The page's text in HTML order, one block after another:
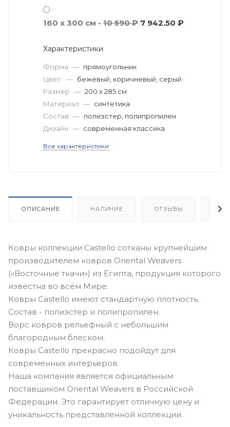
160 x 300 см - 10 590 ₽ 7 942.50 ₽
Характеристики
Форма — прямоугольник
Цвет: — бежевый, коричневый, серый
Размер — 200 x 285 см
Материал — синтетика
Состав — полиэстер, полипропилен
Дизайн — современная классика
Все характеристики
ОПИСАНИЕ НАЛИЧИЕ ОТЗЫВЫ
Ковры коллекции Castello сотканы крупнейшим
производителем ковров Oriental Weavers
(«Восточные ткачи») из Египта, продукция которого
известна во всём Мире.
Ковры Castello имеют стандартную плотность.
Состав - полиэстер и полипропилен.
Ворс ковров рельефный с небольшим
благородным блеском.
Ковры Castello прекрасно подойдут для
современных интерьеров.
Наша компания является официальным
поставщиком Oriental Weavers в Российской
Федерации. Это гарантирует отличную цену и
уникальность представленной коллекции.